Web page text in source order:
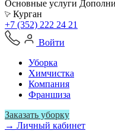
Основные услуги
Курган
+7 (352) 222 24 21
Войти
Уборка
Химчистка
Компания
Франшиза
Заказать уборку
→ Личный кабинет